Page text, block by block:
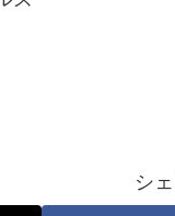
シ